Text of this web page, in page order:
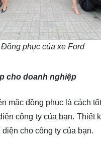
Đồng phục của xe Ford
cho doanh nghiệp
mặc đồng phục là cách
công ty của bạn. Thiết
cho công ty của bạn.